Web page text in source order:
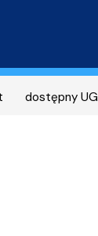
dostępny UG